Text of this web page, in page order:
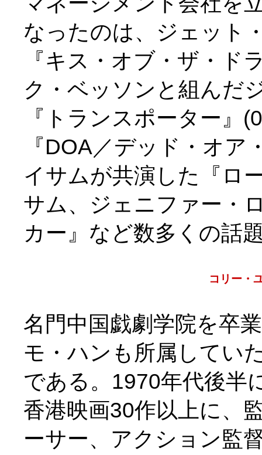
なったのは、ジェット
『キス・オブ・ザ・ド
ク・ベッソンと組んだ
『トランスポーター』
『DOA／デッド・オ
イサムが共演した『ロ
サム、ジェニファー・
カー』など数多くの話
コリー・
名門中国戯劇学院を卒
モ・ハンも所属してい
である。1970年代後半
香港映画30作以上に、
ーサー、アクション監